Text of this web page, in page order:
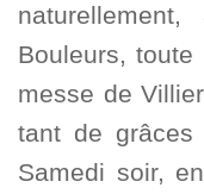
Bouleurs,
messe de
tant de grâces
Samedi soir,